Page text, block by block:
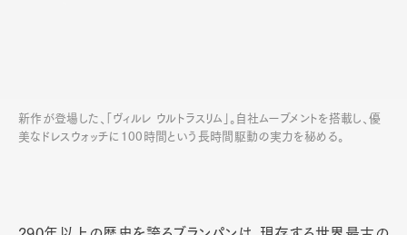
新作が登場した、「ヴィルレ ウルトラスリム」。自社ムーブメントを搭載し、優
美なドレスウォッチに100時間という長時間駆動の実力を秘める。
290年以上の歴史を誇るブランパンは、現存する世界最古の